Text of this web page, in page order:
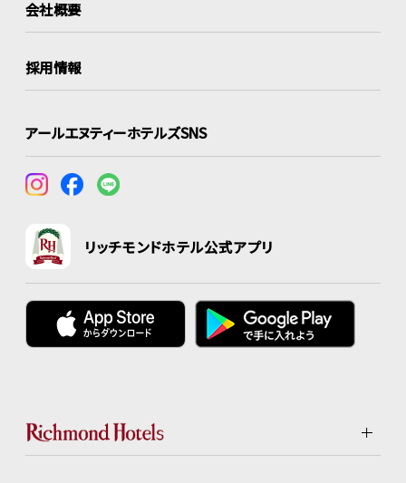
会社概要
採用情報
アールエヌティーホテルズSNS
リッチモンドホテル公式アプリ